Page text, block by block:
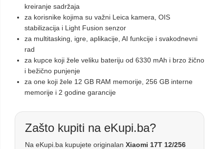
kreiranje sadržaja
za korisnike kojima su važni Leica kamera, OIS
stabilizacija i Light Fusion senzor
za multitasking, igre, aplikacije, AI funkcije i svakodnevni
rad
za kupce koji žele veliku bateriju od 6330 mAh i brzo žično
i bežično punjenje
za one koji žele 12 GB RAM memorije, 256 GB interne
memorije i 2 godine garancije
Zašto kupiti na eKupi.ba?
Na eKupi.ba kupujete originalan Xiaomi 17T 12/256